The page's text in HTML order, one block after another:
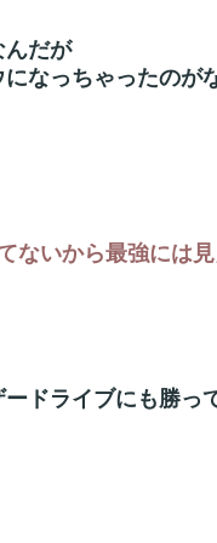
んだが
になっちゃったのが
ないから最強には
ドライブにも勝っ